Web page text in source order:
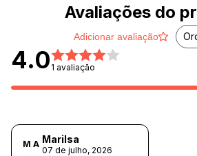
Avaliações do
Adicionar avaliação
4.0 1 avaliação
M A Marilsa
07 de julho, 2026